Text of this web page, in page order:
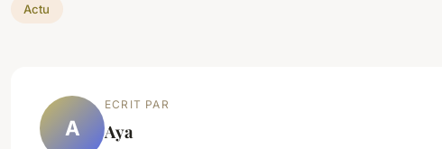
Actu
A
ECRIT PAR
Aya